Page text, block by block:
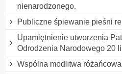
nienarodzonego.
Publiczne śpiewanie pieśni
Upamiętnienie utworzenia
Odrodzenia Narodowego 20
Wspólna modlitwa